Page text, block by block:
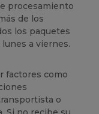
procesamiento
de los
los paquetes
a viernes.
factores como
o